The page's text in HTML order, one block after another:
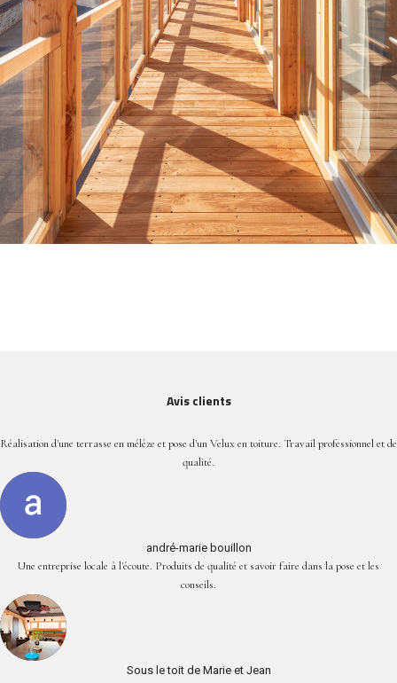
Avis clients
Réalisation d'une terrasse en mélèze et pose d'un Velux en toiture. Travail professionnel et de
qualité.
andré-marie bouillon
Une entreprise locale à l'écoute. Produits de qualité et savoir faire dans la pose et les
conseils.
Sous le toit de Marie et Jean